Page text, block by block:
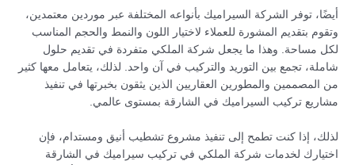
أيضًا، توفر الشركة السيراميك بأنواعه المختلفة عبر موردين معتمدين،
وتقوم بتقديم المشورة للعملاء لاختيار اللون والنمط والحجم المناسب
لكل مساحة. وهذا ما يجعل شركة الملكي متفردة في تقديم حلول
شاملة، تجمع بين التوريد والتركيب في آن واحد. لذلك، يتعامل معها كثير
من المصممين والمطورين العقاريين الذين يثقون بخبرتها في تنفيذ
مشاريع تركيب السيراميك في الشارقة بمستوى عالمي.
لذلك، إذا كنت تطمح إلى تنفيذ مشروع تشطيب أنيق ومستدام، فإن
اختيارك لخدمات شركة الملكي في تركيب سيراميك في الشارقة